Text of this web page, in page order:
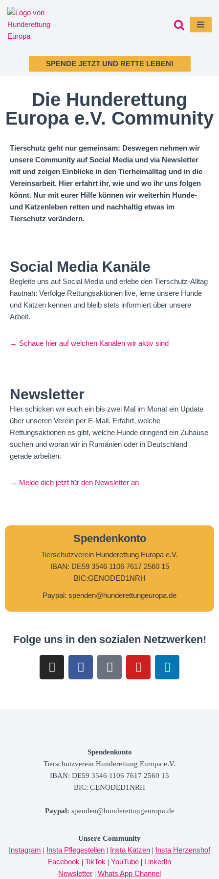
Zum
Inhalt
SPENDE JETZT UND RETTE LEBEN!
Die Hunderettung
Europa e.V. Community
Tierschutz geht nur gemeinsam: Deswegen nehmen wir
unsere Community auf Social Media und via Newsletter
mit und zeigen Einblicke in den Tierheimalltag und in die
Vereinsarbeit. Hier erfahrt ihr, wie und wo ihr uns folgen
könnt. Nur mit eurer Hilfe können wir weiterhin Hunde-
und Katzenleben retten und nachhaltig etwas im
Tierschutz verändern.
Social Media Kanäle
Begleite uns auf Social Media und erlebe den Tierschutz-Alltag
hautnah: Verfolge Rettungsaktionen live, lerne unsere Hunde
und Katzen kennen und bleib stets informiert über unsere
Arbeit.
→ Schaue hier auf welchen Kanälen wir aktiv sind
Newsletter
Hier schicken wir euch ein bis zwei Mal im Monat ein Update
über unseren Verein per E-Mail. Erfahrt, welche
Rettungsaktionen es gibt, welche Hunde dringend ein Zuhause
suchen und woran wir in Rumänien oder in Deutschland
gerade arbeiten.
→ Melde dich jetzt für den Newsletter an
Spendenkonto
Tierschutzverein Hunderettung Europa e.V.
IBAN: DE59 3546 1106 7617 2560 15
BIC:GENODED1NRH
Paypal: spenden@hunderettungeuropa.de
Folge uns in den sozialen Netzwerken!
Spendenkonto
Tierschutzverein Hunderettung Europa e.V.
IBAN: DE59 3546 1106 7617 2560 15
BIC: GENODED1NRH
Paypal: spenden@hunderettungeuropa.de
Unsere Community
Instagram | Insta Pflegestellen | Insta Katzen | Insta Herzenshof
Facebook | TikTok | YouTube | LinkedIn
Newsletter | Whats App Channel